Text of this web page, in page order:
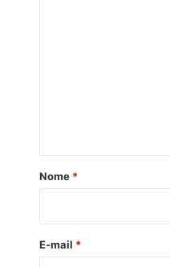
r
*
Nome *
E-mail *